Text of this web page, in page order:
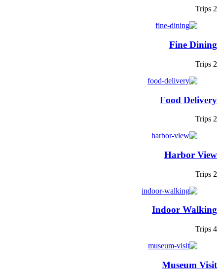
2 Trips
Fine Dining
2 Trips
Food Delivery
2 Trips
Harbor View
2 Trips
Indoor Walking
4 Trips
Museum Visit